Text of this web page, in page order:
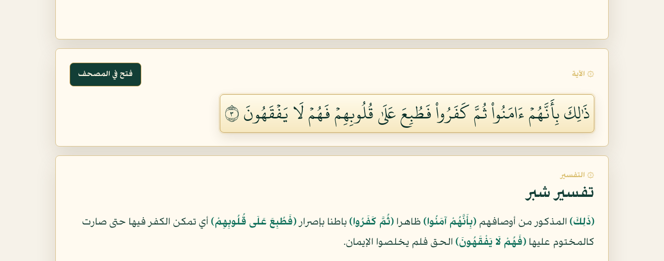
۞ الآية فتح في المصحف
ذَٰلِكَ بِأَنَّهُمۡ ءَامَنُواْ ثُمَّ كَفَرُواْ فَطُبِعَ عَلَىٰ قُلُوبِهِمۡ فَهُمۡ لَا يَفۡقَهُونَ ٣
۞ التفسير
تفسير شبر
﴿ذَلِكَ﴾ المذكور من أوصافهم ﴿بِأَنَّهُمْ آمَنُوا﴾ ظاهرا ﴿ثُمَّ كَفَرُوا﴾باطنا بإصرار﴿فَطُبِعَ عَلَى قُلُوبِهِمْ﴾ أي تمكن الكفر فيها حتى صارت
كالمختوم عليها ﴿فَهُمْ لَا يَفْقَهُونَ﴾ الحق فلم يخلصوا الإيمان.